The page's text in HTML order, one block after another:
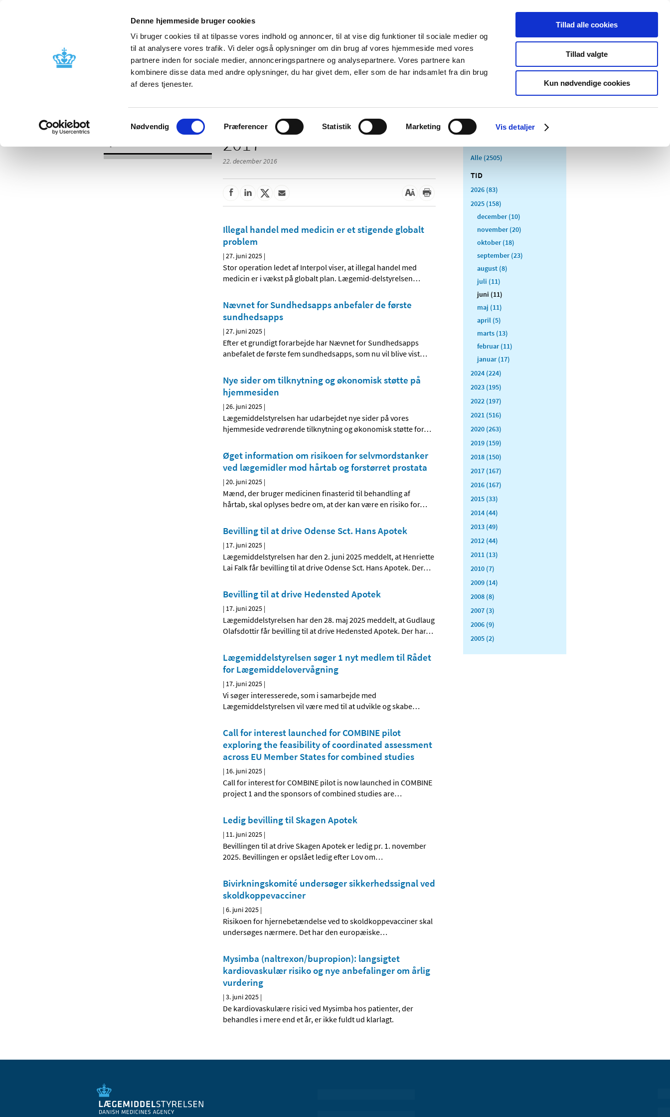
Denne hjemmeside bruger cookies
Vi bruger cookies til at tilpasse vores indhold og annoncer, til at vise dig funktioner til sociale medier og
til at analysere vores trafik. Vi deler også oplysninger om din brug af vores hjemmeside med vores
partnere inden for sociale medier, annonceringspartnere og analysepartnere. Vores partnere kan
kombinere disse data med andre oplysninger, du har givet dem, eller som de har indsamlet fra din brug
af deres tjenester.
Samtykkevalg
Nødvendig Præferencer Statistik Marketing Vis detaljer
Tillad alle cookies
Tillad valgte
Kun nødvendige cookies
Nyheder Om os Kontakt Udgivelser
Godkendelse og
Bivirkninger og
produktinformation
Tilskud og
Apoteker og salg af
Medicinsk
Særlige
produktområder
2017
22. december 2016
Illegal handel med medicin er et stigende globalt
problem
|27. juni 2025 |
Stor operation ledet af Interpol viser, at illegal handel med
medicin er i vækst på globalt plan. Lægemid-delstyrelsen…
Nævnet for Sundhedsapps anbefaler de første
sundhedsapps
|27. juni 2025 |
Efter et grundigt forarbejde har Nævnet for Sundhedsapps
anbefalet de første fem sundhedsapps, som nu vil blive vist…
Nye sider om tilknytning og økonomisk støtte på
hjemmesiden
|26. juni 2025 |
Lægemiddelstyrelsen har udarbejdet nye sider på vores
hjemmeside vedrørende tilknytning og økonomisk støtte for…
Øget information om risikoen for selvmordstanker
ved lægemidler mod hårtab og forstørret prostata
|20. juni 2025 |
Mænd, der bruger medicinen finasterid til behandling af
hårtab, skal oplyses bedre om, at der kan være en risiko for…
Bevilling til at drive Odense Sct. Hans Apotek
| 17. juni 2025 |
Lægemiddelstyrelsen har den 2. juni 2025 meddelt, at Henriette
Lai Falk får bevilling til at drive Odense Sct. Hans Apotek. Der…
Bevilling til at drive Hedensted Apotek
| 17. juni 2025 |
Lægemiddelstyrelsen har den 28. maj 2025 meddelt, at Gudlaug
Olafsdottir får bevilling til at drive Hedensted Apotek. Der har…
Lægemiddelstyrelsen søger 1 nyt medlem til Rådet
for Lægemiddelovervågning
| 17. juni 2025 |
Vi søger interesserede, som i samarbejde med
Lægemiddelstyrelsen vil være med til at udvikle og skabe…
Call for interest launched for COMBINE pilot
exploring the feasibility of coordinated assessment
across EU Member States for combined studies
| 16. juni 2025 |
Call for interest for COMBINE pilot is now launched in COMBINE
project 1 and the sponsors of combined studies are…
Ledig bevilling til Skagen Apotek
| 11. juni 2025 |
Bevillingen til at drive Skagen Apotek er ledig pr. 1. november
2025. Bevillingen er opslået ledig efter Lov om…
Bivirkningskomité undersøger sikkerhedssignal ved
skoldkoppevacciner
|6. juni 2025 |
Risikoen for hjernebetændelse ved to skoldkoppevacciner skal
undersøges nærmere. Det har den europæiske…
Mysimba (naltrexon/bupropion): langsigtet
kardiovaskulær risiko og nye anbefalinger om årlig
vurdering
|3. juni 2025 |
De kardiovaskulære risici ved Mysimba hos patienter, der
behandles i mere end et år, er ikke fuldt ud klarlagt.
Alle (2505)
TID
2026 (83)
2025 (158)
december (10)
november (20)
oktober (18)
september (23)
august (8)
juli (11)
juni (11)
maj (11)
april (5)
marts (13)
februar (11)
januar (17)
2024 (224)
2023 (195)
2022 (197)
2021 (516)
2020 (263)
2019 (159)
2018 (150)
2017 (167)
2016 (167)
2015 (33)
2014 (44)
2013 (49)
2012 (44)
2011 (13)
2010 (7)
2009 (14)
2008 (8)
2007 (3)
2006 (9)
2005 (2)